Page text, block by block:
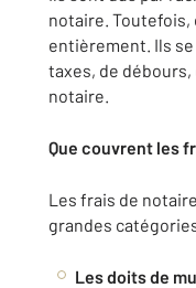
notaire. Toutefois,
entièrement. Ils
taxes, de débours,
notaire.
Que couvrent les
Les frais de
grandes
Les doits de